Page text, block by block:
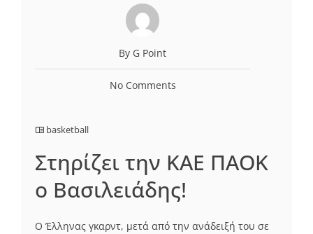
By G Point
No Comments
basketball
Στηρίζει την ΚΑΕ ΠΑΟΚ
ο Βασιλειάδης!
Ο Έλληνας γκαρντ, μετά από την ανάδειξή του σε